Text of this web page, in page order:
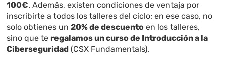
100€. Además, existen condiciones de ventaja por
inscribirte a todos los talleres del ciclo; en ese caso, no
solo obtienes un20% de descuento en los talleres,
sino que te regalamos un curso de Introducción a la
Ciberseguridad (CSX Fundamentals).